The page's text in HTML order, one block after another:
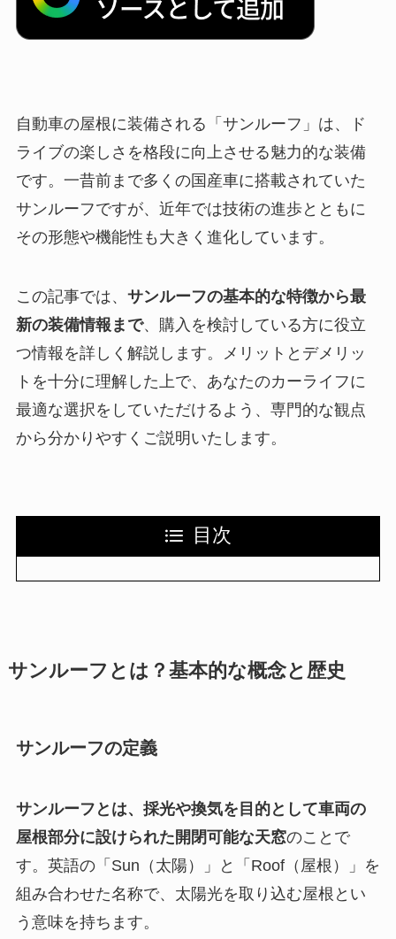
自動車の屋根に装備される「サンルーフ」は、ド
ライブの楽しさを格段に向上させる魅力的な装備
です。一昔前まで多くの国産車に搭載されていた
サンルーフですが、近年では技術の進歩とともに
その形態や機能性も大きく進化しています。
この記事では、 サンルーフの基本的な特徴から最
新の装備情報まで、購入を検討している方に役立
つ情報を詳しく解説します。メリットとデメリッ
トを十分に理解した上で、あなたのカーライフに
最適な選択をしていただけるよう、専門的な観点
から分かりやすくご説明いたします。
目次
サンルーフとは？基本的な概念と歴史
サンルーフの定義
サンルーフとは、採光や換気を目的として車両の
屋根部分に設けられた開閉可能な天窓のことで
す。英語の「Sun（太陽）」と「Roof（屋根）」を
組み合わせた名称で、太陽光を取り込む屋根とい
う意味を持ちます。